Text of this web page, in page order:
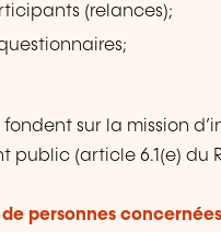
(relances);
sur la mission
public (article 6.1(e) du
personnes